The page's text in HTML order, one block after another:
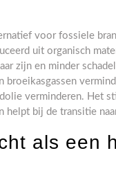
voor fossiele
uit organisch
zijn en minder
verminderen. Het
helpt bij de transitie
als een